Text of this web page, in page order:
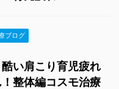
ブログ
酷い肩こり育児疲れ
整体編コスモ治療